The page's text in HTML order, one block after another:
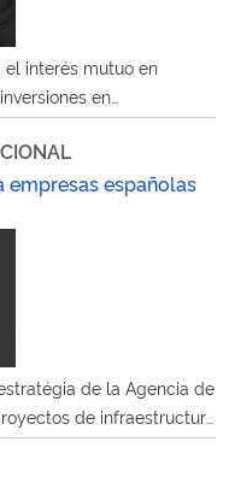
el interés mutuo en
en
empresas españolas
de la Agencia de
de infraestructura